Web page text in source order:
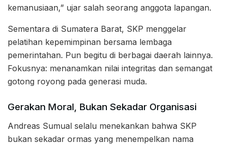
kemanusiaan,” ujar salah seorang anggota lapangan.
Sementara di Sumatera Barat, SKP menggelar
pelatihan kepemimpinan bersama lembaga
pemerintahan. Pun begitu di berbagai daerah lainnya.
Fokusnya: menanamkan nilai integritas dan semangat
gotong royong pada generasi muda.
Gerakan Moral, Bukan Sekadar Organisasi
Andreas Sumual selalu menekankan bahwa SKP
bukan sekadar ormas yang menempelkan nama